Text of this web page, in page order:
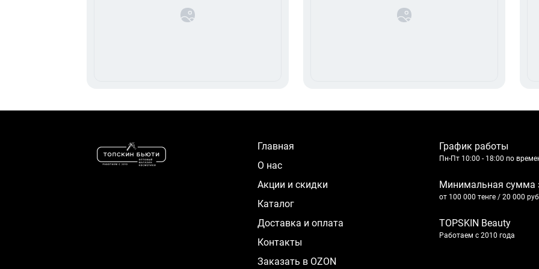
Главная
О нас
Акции и скидки
Каталог
Доставка и оплата
Контакты
Заказать в OZON
График работы
Пн-Пт 10:00 - 18:00 по
Минимальная сумма
от 100 000 тенге / 20 000
TOPSKIN Beauty
Работаем с 2010 года